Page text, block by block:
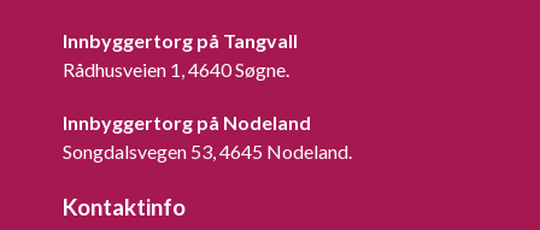
Innbyggertorg på Tangvall
Rådhusveien 1, 4640 Søgne.
Innbyggertorg på Nodeland
Songdalsvegen 53, 4645 Nodeland.
Kontaktinfo